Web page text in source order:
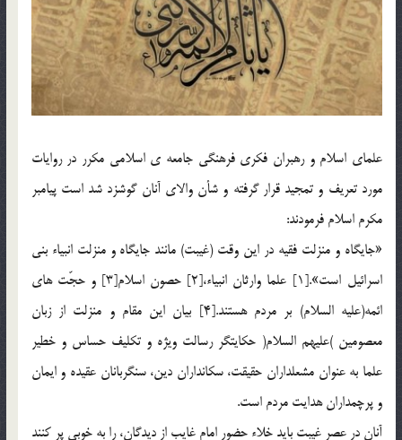
علماى اسلام و رهبران فكرى فرهنگى جامعه ى اسلامى مكرر در روايات
مورد تعريف و تمجيد قرار گرفته و شأن والاى آنان گوشزد شد است پيامبر
مكرم اسلام فرمودند:
«جايگاه و منزلت فقيه در اين وقت (غيبت) مانند جايگاه و منزلت انبياء بنى
اسرائيل است».[1] علما وارثان انبياء،[2] حصون اسلام[3] و حجّت هاى
ائمه(عليه السلام) بر مردم هستند.[4] بيان اين مقام و منزلت از زبان
معصومين )عليهم السلام( حكايتگر رسالت ويژه و تكليف حساس و خطير
علما به عنوان مشعلداران حقيقت، سكانداران دين، سنگربانان عقيده و ايمان
و پرچمداران هدايت مردم است.
آنان در عصر غيبت بايد خلاء حضور امام غايب از ديدگان، را به خوبى پر كنند